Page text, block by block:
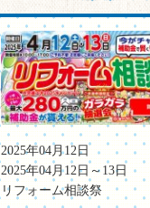
2025年04月12日
2025年04月12日～13日
リフォーム相談祭